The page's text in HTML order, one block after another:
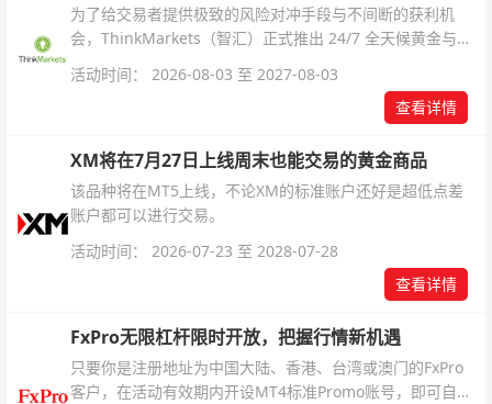
为了给交易者提供极致的风险对冲手段与不间断的获利机
会，ThinkMarkets（智汇）正式推出 24/7 全天候黄金与白
银交易！本文将为您详细拆解本次升级的核心交易品种、杠
杆配置、支持软件及交易细则。
活动时间： 2026-08-03 至 2027-08-03
查看详情
XM将在7月27日上线周末也能交易的黄金商品
该品种将在MT5上线，不论XM的标准账户还好是超低点差
账户都可以进行交易。
活动时间： 2026-07-23 至 2028-07-28
查看详情
FxPro无限杠杆限时开放，把握行情新机遇
只要你是注册地址为中国大陆、香港、台湾或澳门的FxPro
客户，在活动有效期内开设MT4标准Promo账号，即可自动